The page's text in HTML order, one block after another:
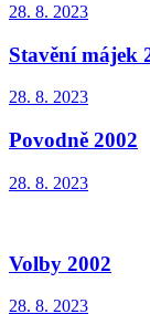
28. 8. 2023
Stavění májek
28. 8. 2023
Povodně 2002
28. 8. 2023
Volby 2002
28. 8. 2023